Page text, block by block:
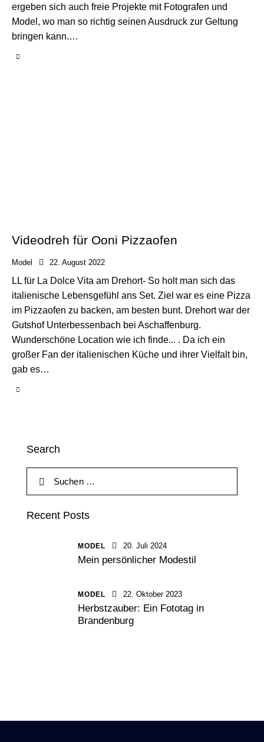
ergeben sich auch freie Projekte mit Fotografen und
Model, wo man so richtig seinen Ausdruck zur Geltung
bringen kann.…
Videodreh für Ooni Pizzaofen
Model 22. August 2022
LL für La Dolce Vita am Drehort- So holt man sich das
italienische Lebensgefühl ans Set. Ziel war es eine Pizza
im Pizzaofen zu backen, am besten bunt. Drehort war der
Gutshof Unterbessenbach bei Aschaffenburg.
Wunderschöne Location wie ich finde... . Da ich ein
großer Fan der italienischen Küche und ihrer Vielfalt bin,
gab es…
Search
Recent Posts
MODEL 20. Juli 2024
Mein persönlicher Modestil
MODEL 22. Oktober 2023
Herbstzauber: Ein Fototag in
Brandenburg